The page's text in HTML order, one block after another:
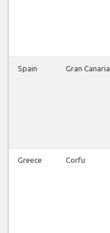
Spain Gran Canaria
Greece Corfu